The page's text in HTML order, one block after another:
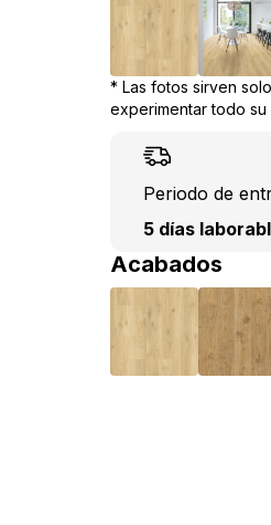
* Las fotos sirven
experimentar todo
Periodo de
5 días
Acabados